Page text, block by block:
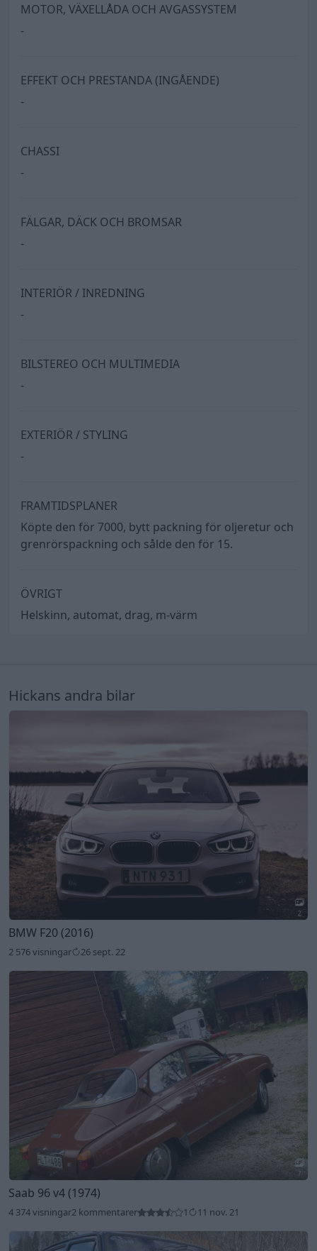
MOTOR, VÄXELLÅDA OCH AVGASSYSTEM
-
EFFEKT OCH PRESTANDA (INGÅENDE)
-
CHASSI
-
FÄLGAR, DÄCK OCH BROMSAR
-
INTERIÖR / INREDNING
-
BILSTEREO OCH MULTIMEDIA
-
EXTERIÖR / STYLING
-
FRAMTIDSPLANER
Köpte den för 7000, bytt packning för oljeretur och
grenrörspackning och sålde den för 15.
ÖVRIGT
Helskinn, automat, drag, m-värm
Hickans andra bilar
2
BMW F20 (2016)
2 576 visningar 26 sept. 22
7
Saab 96 v4 (1974)
4 374 visningar2 kommentarer 1 11 nov. 21